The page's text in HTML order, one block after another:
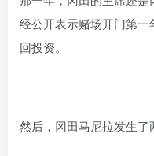
经公开表示赌场开门第
回投资。
然后，冈田马尼拉发生了